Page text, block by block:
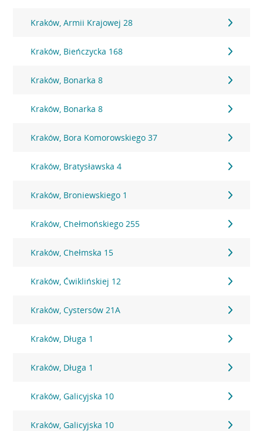
Kraków, Armii Krajowej 28
Kraków, Bieńczycka 168
Kraków, Bonarka 8
Kraków, Bonarka 8
Kraków, Bora Komorowskiego 37
Kraków, Bratysławska 4
Kraków, Broniewskiego 1
Kraków, Chełmońskiego 255
Kraków, Chełmska 15
Kraków, Ćwiklińskiej 12
Kraków, Cystersów 21A
Kraków, Długa 1
Kraków, Długa 1
Kraków, Galicyjska 10
Kraków, Galicyjska 10